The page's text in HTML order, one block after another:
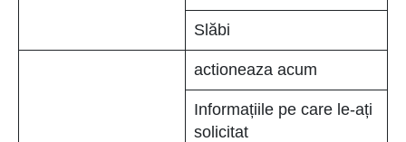
Slăbi
actioneaza acum
Informațiile pe care le-ați
solicitat